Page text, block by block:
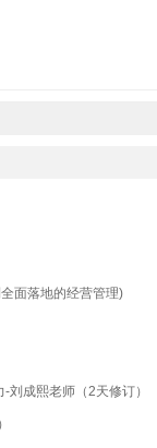
面落地的经营管理)
成熙老师（2天修订）